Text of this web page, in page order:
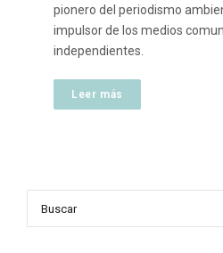
pionero del periodismo
impulsor de los medios
independientes.
Leer más